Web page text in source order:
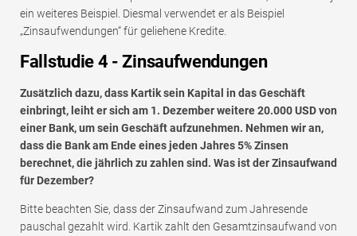
ein weiteres Beispiel. Diesmal verwendet er als Beispiel
„Zinsaufwendungen“ für geliehene Kredite.
Fallstudie 4 - Zinsaufwendungen
Zusätzlich dazu, dass Kartik sein Kapital in das Geschäft
einbringt, leiht er sich am 1. Dezember weitere 20.000 USD von
einer Bank, um sein Geschäft aufzunehmen. Nehmen wir an,
dass die Bank am Ende eines jeden Jahres 5% Zinsen
berechnet, die jährlich zu zahlen sind. Was ist der Zinsaufwand
für Dezember?
Bitte beachten Sie, dass der Zinsaufwand zum Jahresende
pauschal gezahlt wird. Kartik zahlt den Gesamtzinsaufwand von